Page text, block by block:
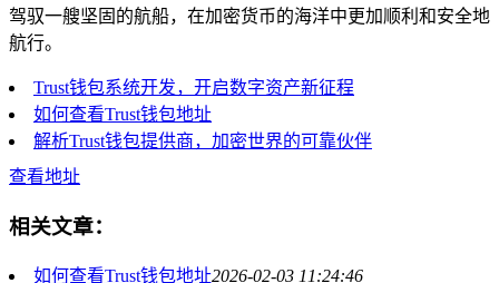
驾驭一艘坚固的航船，在加密货币的海洋中更加顺利和安全地
航行。
Trust钱包系统开发，开启数字资产新征程
如何查看Trust钱包地址
解析Trust钱包提供商，加密世界的可靠伙伴
查看地址
相关文章：
如何查看Trust钱包地址2026-02-03 11:24:46